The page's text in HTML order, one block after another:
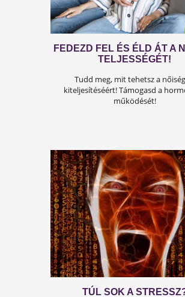
FEDEZD FEL ÉS
Tudd meg, mit
kiteljesítéséért!